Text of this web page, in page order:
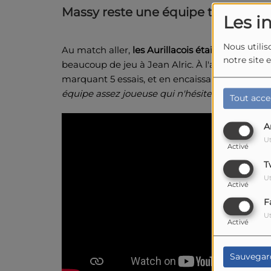
Les
Nous
notre site
Tout
Activé
Activé
Activé
Massy reste une équipe très
Au match aller, les Aurillacois étaient tombés
beaucoup de jeu à Jean Alric. À l'arrivée, les
marquant 5 essais, et en encaissant 4.David
équipe assez joueuse qui n'hésite pas à tenter